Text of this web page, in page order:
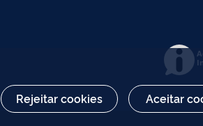
Rejeitar cookies Aceitar